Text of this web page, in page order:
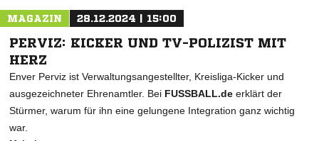
MAGAZIN 28.12.2024 | 15:00
PERVIZ: KICKER UND TV-POLIZIST MIT
HERZ
Enver Perviz ist Verwaltungsangestellter, Kreisliga-Kicker und
ausgezeichneter Ehrenamtler. Bei FUSSBALL.de erklärt der
Stürmer, warum für ihn eine gelungene Integration ganz wichtig
war.